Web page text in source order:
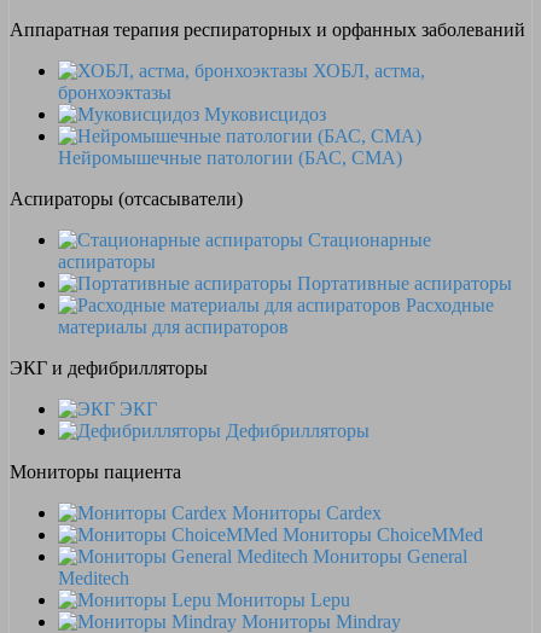
Аппаратная терапия респираторных и орфанных заболеваний
ХОБЛ, астма,
бронхоэктазы
Муковисцидоз
Нейромышечные патологии (БАС, СМА)
Аспираторы (отсасыватели)
Стационарные
аспираторы
Портативные аспираторы
Расходные
материалы для аспираторов
ЭКГ и дефибрилляторы
ЭКГ
Дефибрилляторы
Мониторы пациента
Мониторы Cardex
Мониторы ChoiceMMed
Мониторы General
Meditech
Мониторы Lepu
Мониторы Mindray